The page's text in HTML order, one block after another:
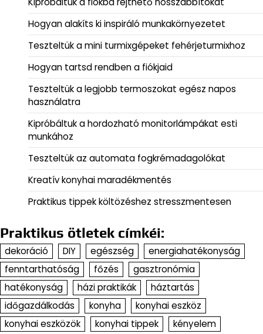
Hogyan alakíts ki inspiráló munkakörnyezetet
Teszteltük a mini turmixgépeket fehérjeturmixhoz
Hogyan tartsd rendben a fiókjaid
Teszteltük a legjobb termoszokat egész napos
használatra
Kipróbáltuk a hordozható monitorlámpákat esti
munkához
Teszteltük az automata fogkrémadagolókat
Kreatív konyhai maradékmentés
Praktikus tippek költözéshez stresszmentesen
Praktikus ötletek címkéi:
dekoráció DIY egészség
energiahatékonyság
fenntarthatóság
főzés
gasztronómia
hatékonyság
házi praktikák
háztartás
időgazdálkodás
konyha
konyhai eszköz
konyhai eszközök
konyhai tippek
kényelem